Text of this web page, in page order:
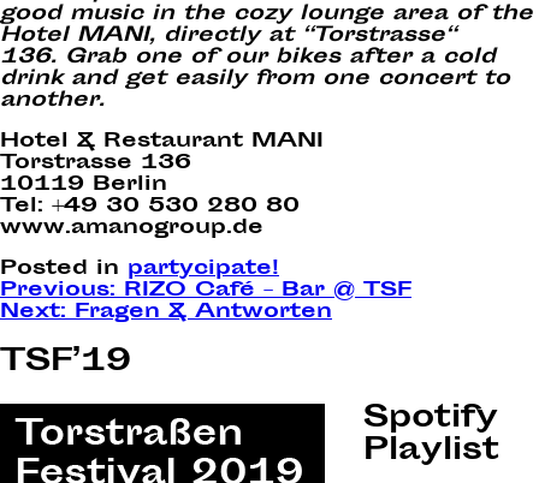
good music in the cozy lounge area of the
Hotel MANI, directly at “Torstrasse“
136. Grab one of our bikes after a cold
drink and get easily from one concert to
another.
Hotel & Restaurant MANI
Torstrasse 136
10119 Berlin
Tel: +49 30 530 280 80
www.amanogroup.de
Posted in partycipate!
Post
navigation
Previous: RIZO Café – Bar @ TSF
Next: Fragen & Antworten
TSF’19
Spotify
Playlist